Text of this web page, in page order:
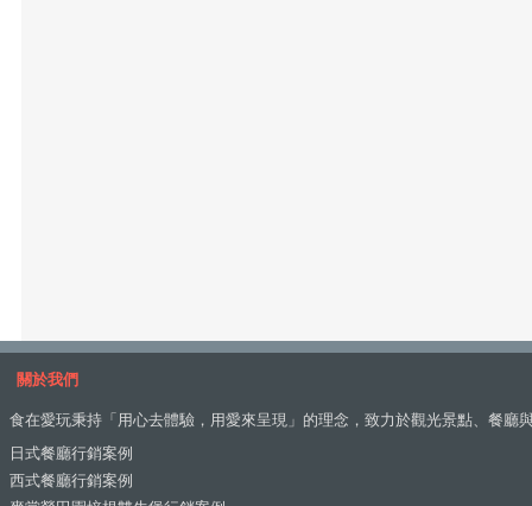
關於我們
食在愛玩秉持「用心去體驗，用愛來呈現」的理念，致力於觀光景點、餐廳
日式餐廳行銷案例
西式餐廳行銷案例